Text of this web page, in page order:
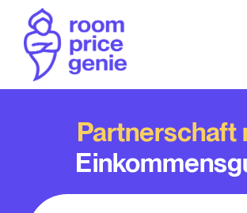
Partnerschaft